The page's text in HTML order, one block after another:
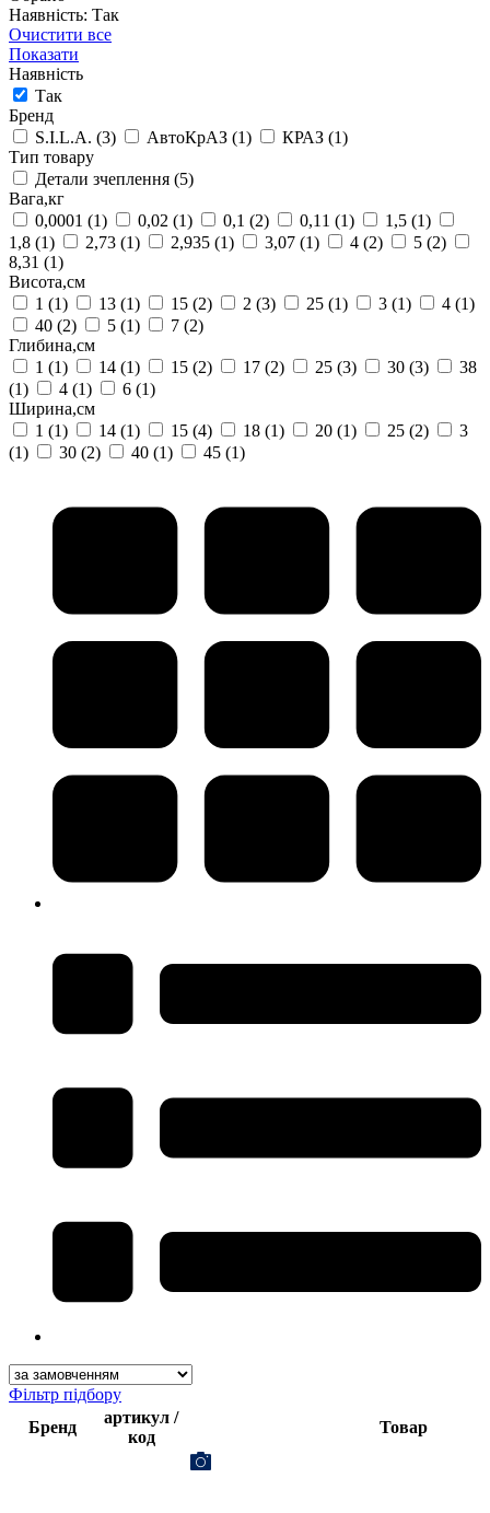
Наявність: Так
Очистити все
Показати
Наявність
Так
Бренд
S.I.L.A. (3) АвтоКрАЗ (1) КРАЗ (1)
Тип товару
Детали зчеплення (5)
Вага,кг
0,0001 (1) 0,02 (1) 0,1 (2) 0,11 (1) 1,5 (1)
1,8 (1) 2,73 (1) 2,935 (1) 3,07 (1) 4 (2) 5 (2)
8,31 (1)
Висота,см
1 (1) 13 (1) 15 (2) 2 (3) 25 (1) 3 (1) 4 (1)
40 (2) 5 (1) 7 (2)
Глибина,см
1 (1) 14 (1) 15 (2) 17 (2) 25 (3) 30 (3)
38
(1)
4 (1) 6 (1)
Ширина,см
1 (1) 14 (1) 15 (4) 18 (1) 20 (1) 25 (2)
3
(1)
30 (2) 40 (1) 45 (1)
Фільтр підбору
Бренд
артикул /
код
Товар